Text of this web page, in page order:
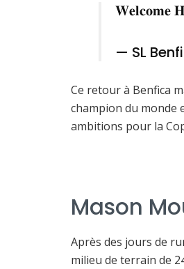
𝐖𝐞𝐥𝐜𝐨𝐦𝐞
— SL
Ce retour à Benfica
champion du monde
ambitions pour la
Mason
Après des jours de
milieu de terrain de